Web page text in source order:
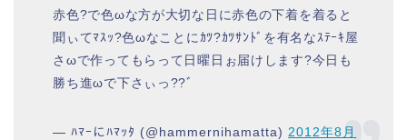
赤色?で色ωな方が大切な日に赤色の下着を着ると
聞ぃてﾏｽｯ?色ωなことにｶﾂ?ｶﾂｻﾝﾄﾞを有名なｽﾃｰｷ屋
さωで作ってもらって日曜日ぉ届けします?今日も
勝ち進ωで下さぃっ??ﾞ
— ﾊﾏｰにﾊﾏｯﾀ (@hammernihamatta) 2012年8月